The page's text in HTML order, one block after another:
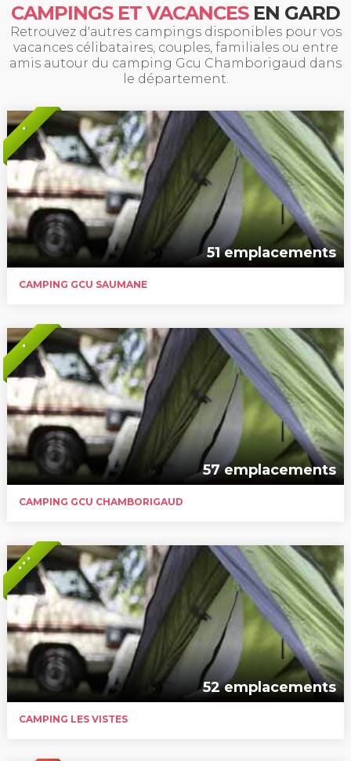
CAMPINGS ET VACANCESEN GARD
Retrouvez d'autres campings disponibles pour vos
vacances célibataires, couples, familiales ou entre
amis autour du camping Gcu Chamborigaud dans
le département.
*
51 emplacements
CAMPING GCU SAUMANE
*
57 emplacements
CAMPING GCU CHAMBORIGAUD
* * *
52 emplacements
CAMPING LES VISTES